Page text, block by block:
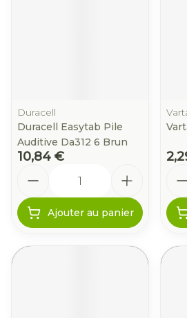
Duracell
Duracell Easytab Pile
Auditive Da312 6 Brun
10,84 €
Ajouter au panier